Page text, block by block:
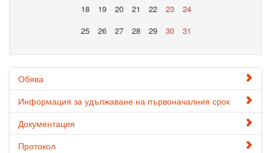
18
19 20 21 22 23
24
25
26 27 28 29 30 31
Обява
Информация за удължаване на първоначалния срок
Документация
Протокол